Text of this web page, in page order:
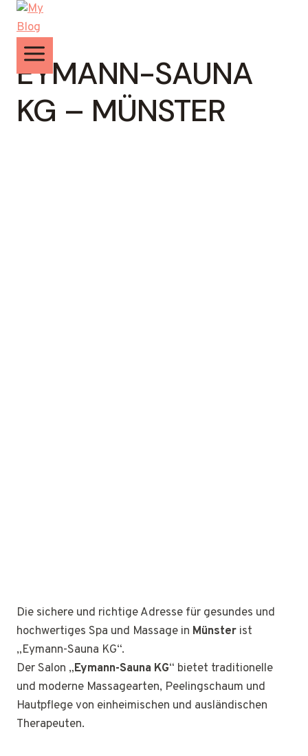
Zum
Inhalt
springen
EYMANN-SAUNA
KG – MÜNSTER
Die sichere und richtige Adresse für gesundes und
hochwertiges Spa und Massage in Münster ist
„Eymann-Sauna KG“.
Der Salon „Eymann-Sauna KG“ bietet traditionelle
und moderne Massagearten, Peelingschaum und
Hautpflege von einheimischen und ausländischen
Therapeuten.